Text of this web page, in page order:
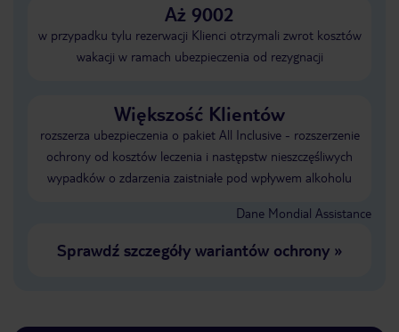
Aż 9002
w przypadku tylu rezerwacji Klienci otrzymali zwrot kosztów
wakacji w ramach ubezpieczenia od rezygnacji
Większość Klientów
rozszerza ubezpieczenia o pakiet All Inclusive - rozszerzenie
ochrony od kosztów leczenia i następstw nieszczęśliwych
wypadków o zdarzenia zaistniałe pod wpływem alkoholu
Dane Mondial Assistance
Sprawdź szczegóły wariantów ochrony»